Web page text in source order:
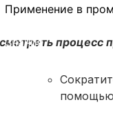
Применение в
Знания
помощью
и уплотнение
и
саше
процесс